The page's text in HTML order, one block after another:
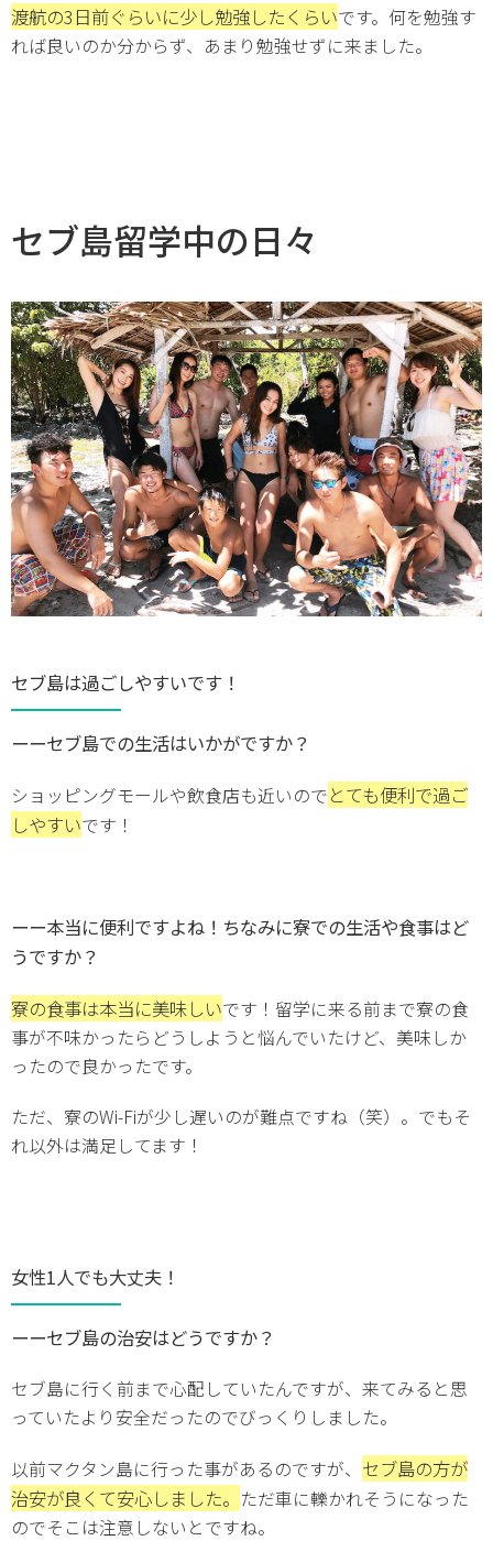
渡航の3日前ぐらいに少し勉強したくらいです。何を勉強す
れば良いのか分からず、あまり勉強せずに来ました。
セブ島留学中の日々
セブ島は過ごしやすいです！
ーーセブ島での生活はいかがですか？
ショッピングモールや飲食店も近いのでとても便利で過ご
しやすいです！
ーー本当に便利ですよね！ちなみに寮での生活や食事はど
うですか？
寮の食事は本当に美味しいです！留学に来る前まで寮の食
事が不味かったらどうしようと悩んでいたけど、美味しか
ったので良かったです。
ただ、寮のWi-Fiが少し遅いのが難点ですね（笑）。でもそ
れ以外は満足してます！
女性1人でも大丈夫！
ーーセブ島の治安はどうですか？
セブ島に行く前まで心配していたんですが、来てみると思
っていたより安全だったのでびっくりしました。
以前マクタン島に行った事があるのですが、 セブ島の方が
治安が良くて安心しました。 ただ車に轢かれそうになった
のでそこは注意しないとですね。